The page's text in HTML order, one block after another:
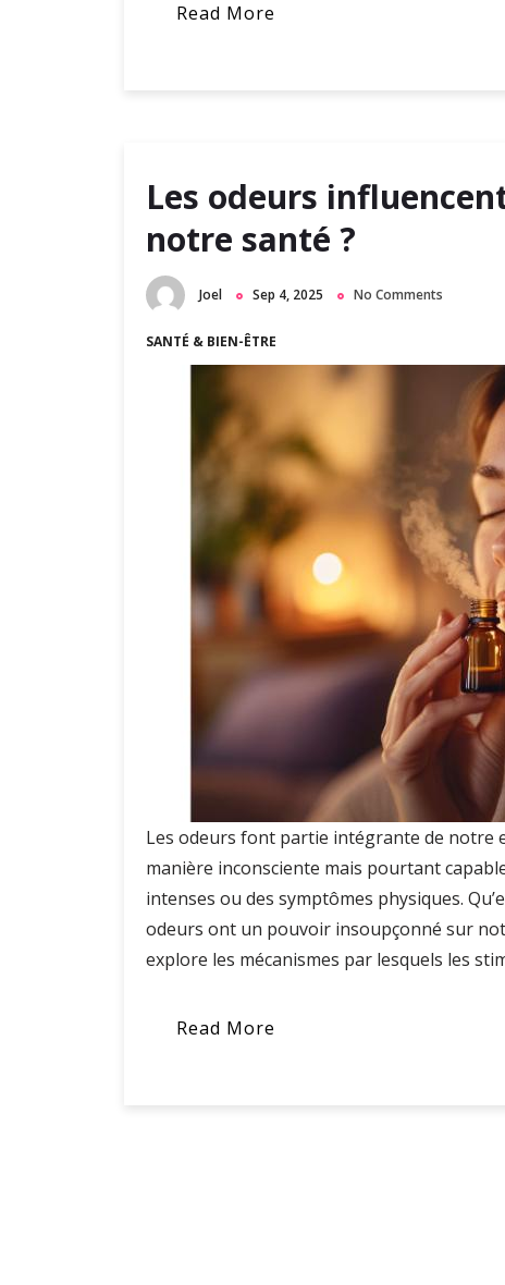
Read More
Les odeurs
notre santé ?
Joel Sep 4, 2025 No Comments
SANTÉ & BIEN-ÊTRE
Les odeurs font partie intégrante de notre
manière inconsciente mais pourtant
intenses ou des symptômes physiques.
odeurs ont un pouvoir insoupçonné sur
explore les mécanismes par lesquels les
Read More